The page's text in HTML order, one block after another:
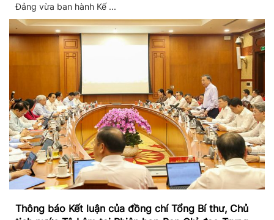
Đảng vừa ban hành Kế ...
Thông báo Kết luận của đồng chí Tổng Bí thư, Chủ